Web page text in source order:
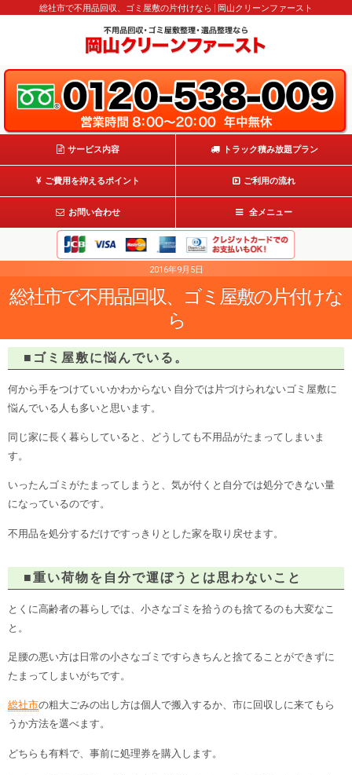
総社市で不用品回収、ゴミ屋敷の片付けなら | 岡山クリーンファースト
サービス内容 トラック積み放題プラン
ご費用を抑えるポイント ご利用の流れ
お問い合わせ 全メニュー
2016年9月5日
総社市で不用品回収、ゴミ屋敷の片付けな
ら
■ゴミ屋敷に悩んでいる。
何から手をつけていいかわからない 自分では片づけられないゴミ屋敷に
悩んでいる人も多いと思います。
同じ家に長く暮らしていると、どうしても不用品がたまってしまいま
す。
いったんゴミがたまってしまうと、気が付くと自分では処分できない量
になっているのです。
不用品を処分するだけですっきりとした家を取り戻せます。
■重い荷物を自分で運ぼうとは思わないこと
とくに高齢者の暮らしでは、小さなゴミを拾うのも捨てるのも大変なこ
と。
足腰の悪い方は日常の小さなゴミですらきちんと捨てることができずに
たまってしまいがちです。
総社市の粗大ごみの出し方は個人で搬入するか、市に回収しに来てもら
うか方法を選べます。
どちらも有料で、事前に処理券を購入します。